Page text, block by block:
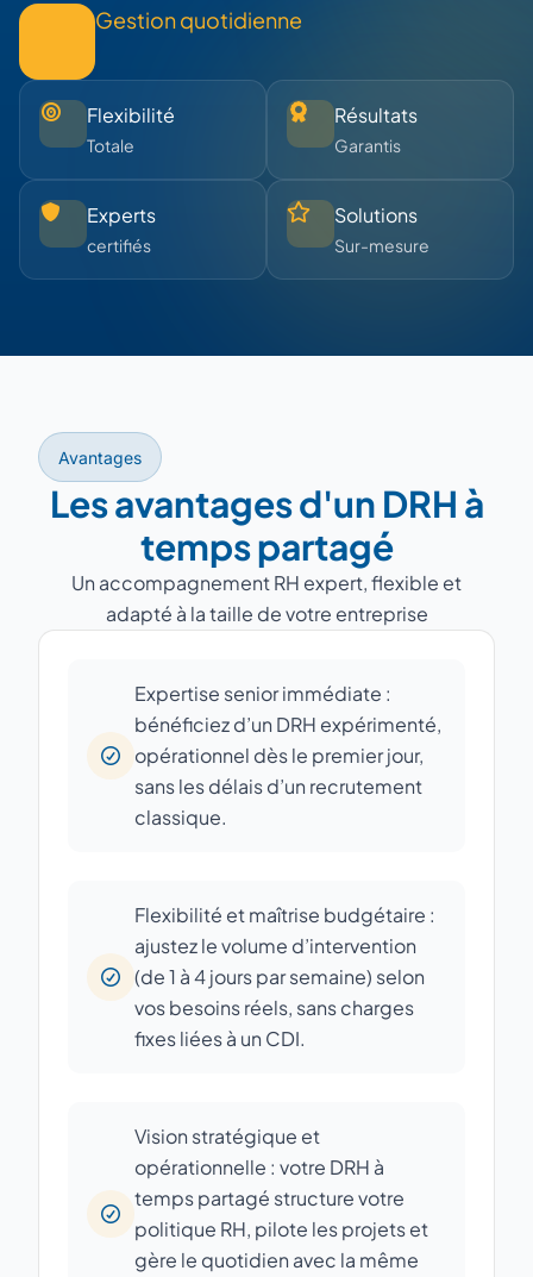
Gestion quotidienne
Flexibilité
Totale
Résultats
Garantis
Experts
certifiés
Solutions
Sur-mesure
Avantages
Les avantages d'un DRH à
temps partagé
Un accompagnement RH expert, flexible et
adapté à la taille de votre entreprise
Expertise senior immédiate :
bénéficiez d’un DRH expérimenté,
opérationnel dès le premier jour,
sans les délais d’un recrutement
classique.
Flexibilité et maîtrise budgétaire :
ajustez le volume d’intervention
(de 1 à 4 jours par semaine) selon
vos besoins réels, sans charges
fixes liées à un CDI.
Vision stratégique et
opérationnelle : votre DRH à
temps partagé structure votre
politique RH, pilote les projets et
gère le quotidien avec la même